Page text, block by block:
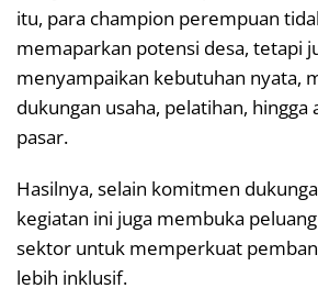
itu, para champion perempuan
memaparkan potensi desa, tetapi
menyampaikan kebutuhan nyata,
dukungan usaha, pelatihan, hingga
pasar.
Hasilnya, selain komitmen
kegiatan ini juga membuka
sektor untuk memperkuat
lebih inklusif.